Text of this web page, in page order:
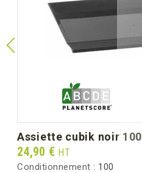
assiette cubik noir 100
Prix
24,90 € HT
Conditionnement : 100